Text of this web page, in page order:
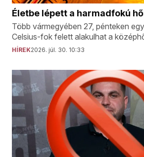
Életbe lépett a harmadfokú
Több vármegyében 27, pénteken
Celsius-fok felett alakulhat a
HÍREK2026. júl. 30. 10:33